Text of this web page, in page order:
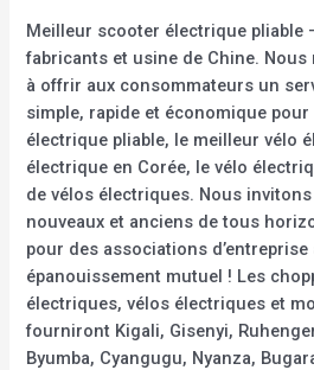
Meilleur scooter électrique pliable
fabricants et usine de Chine.
à offrir aux consommateurs un
simple, rapide et économique
électrique pliable, le meilleur vélo
électrique en Corée, le vélo
de vélos électriques. Nous
nouveaux et anciens de tous
pour des associations
épanouissement mutuel ! Les
électriques, vélos électriques et
fourniront Kigali, Gisenyi,
Byumba, Cyangugu, Nyanza,